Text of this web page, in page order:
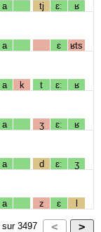
a tj ɛː ʁ
a ɛ ʁts
a k t ɛː ʁ
a ʒ ɛː ʁ
a d ɛː ʒ
a z ɛ l
sur 3497